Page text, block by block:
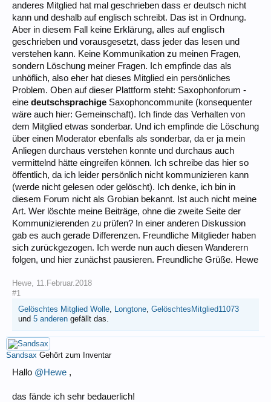
anderes Mitglied hat mal geschrieben dass er deutsch nicht
kann und deshalb auf englisch schreibt. Das ist in Ordnung.
Aber in diesem Fall keine Erklärung, alles auf englisch
geschrieben und vorausgesetzt, dass jeder das lesen und
verstehen kann. Keine Kommunikation zu meinen Fragen,
sondern Löschung meiner Fragen. Ich empfinde das als
unhöflich, also eher hat dieses Mitglied ein persönliches
Problem. Oben auf dieser Plattform steht: Saxophonforum -
eine deutschsprachige Saxophoncommunite (konsequenter
wäre auch hier: Gemeinschaft). Ich finde das Verhalten von
dem Mitglied etwas sonderbar. Und ich empfinde die Löschung
über einen Moderator ebenfalls als sonderbar, da er ja mein
Anliegen durchaus verstehen konnte und durchaus auch
vermittelnd hätte eingreifen können. Ich schreibe das hier so
öffentlich, da ich leider persönlich nicht kommunizieren kann
(werde nicht gelesen oder gelöscht). Ich denke, ich bin in
diesem Forum nicht als Grobian bekannt. Ist auch nicht meine
Art. Wer löschte meine Beiträge, ohne die zweite Seite der
Kommunizierenden zu prüfen? In einer anderen Diskussion
gab es auch gerade Differenzen. Freundliche Mitglieder haben
sich zurückgezogen. Ich werde nun auch diesen Wanderern
folgen, und hier zunächst pausieren. Freundliche Grüße. Hewe
Hewe, 11.Februar.2018
#1
Gelöschtes Mitglied Wolle, Longtone, GelöschtesMitglied11073
und 5 anderen gefällt das.
Sandsax Gehört zum Inventar
Hallo @Hewe ,
das fände ich sehr bedauerlich!